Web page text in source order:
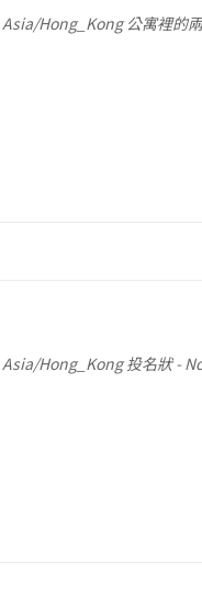
Asia/Hong_Kong 公寓裡的
Asia/Hong_Kong 投名狀 -